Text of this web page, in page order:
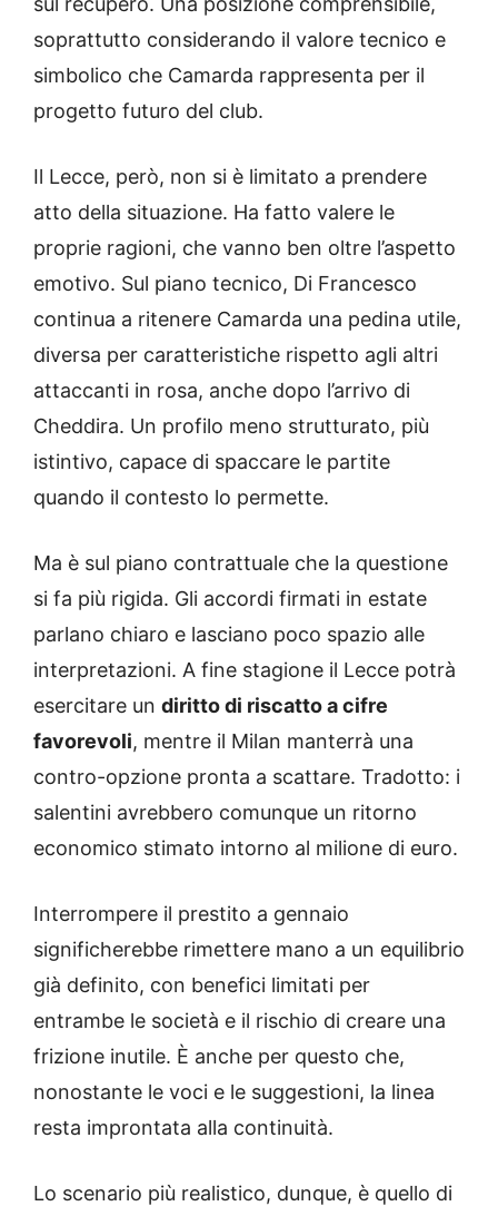
soprattutto considerando il valore tecnico e
simbolico che Camarda rappresenta per il
progetto futuro del club.
Il Lecce, però, non si è limitato a prendere
atto della situazione. Ha fatto valere le
proprie ragioni, che vanno ben oltre l’aspetto
emotivo. Sul piano tecnico, Di Francesco
continua a ritenere Camarda una pedina utile,
diversa per caratteristiche rispetto agli altri
attaccanti in rosa, anche dopo l’arrivo di
Cheddira. Un profilo meno strutturato, più
istintivo, capace di spaccare le partite
quando il contesto lo permette.
Ma è sul piano contrattuale che la questione
si fa più rigida. Gli accordi firmati in estate
parlano chiaro e lasciano poco spazio alle
interpretazioni. A fine stagione il Lecce potrà
esercitare un diritto di riscatto a cifre
favorevoli, mentre il Milan manterrà una
contro-opzione pronta a scattare. Tradotto: i
salentini avrebbero comunque un ritorno
economico stimato intorno al milione di euro.
Interrompere il prestito a gennaio
significherebbe rimettere mano a un equilibrio
già definito, con benefici limitati per
entrambe le società e il rischio di creare una
frizione inutile. È anche per questo che,
nonostante le voci e le suggestioni, la linea
resta improntata alla continuità.
Lo scenario più realistico, dunque, è quello di